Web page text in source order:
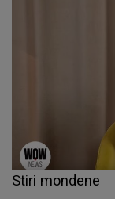
Stiri mondene